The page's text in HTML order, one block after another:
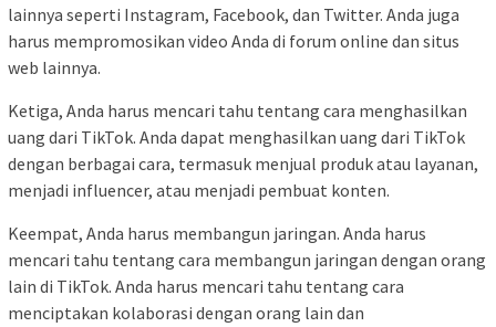
lainnya seperti Instagram, Facebook, dan Twitter. Anda juga
harus mempromosikan video Anda di forum online dan situs
web lainnya.
Ketiga, Anda harus mencari tahu tentang cara menghasilkan
uang dari TikTok. Anda dapat menghasilkan uang dari TikTok
dengan berbagai cara, termasuk menjual produk atau layanan,
menjadi influencer, atau menjadi pembuat konten.
Keempat, Anda harus membangun jaringan. Anda harus
mencari tahu tentang cara membangun jaringan dengan orang
lain di TikTok. Anda harus mencari tahu tentang cara
menciptakan kolaborasi dengan orang lain dan